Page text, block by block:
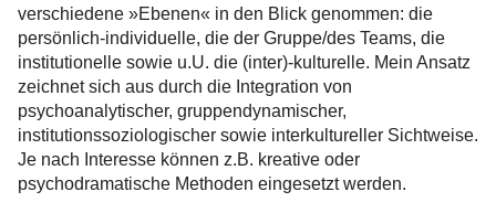
verschiedene »Ebenen« in den Blick genommen: die
persönlich-individuelle, die der Gruppe/des Teams, die
institutionelle sowie u.U. die (inter)-kulturelle. Mein Ansatz
zeichnet sich aus durch die Integration von
psychoanalytischer, grup­pen­dynamischer,
institutionssoziologischer sowie interkultureller Sicht­weise.
Je nach Interesse können z.B. kreative oder
psychodramatische Methoden eingesetzt werden.